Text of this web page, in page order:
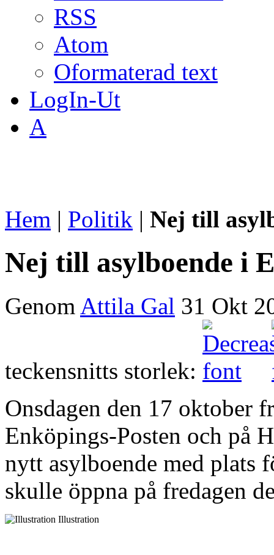
RSS
Atom
Oformaterad text
LogIn-Ut
A
Hem | Politik | Nej till
Nej till asylboende i
Genom Attila Gal 31 Okt
teckensnitts storlek:
Onsdagen den 17 oktober
Enköpings-Posten och på
nytt asylboende med plats
skulle öppna på fredagen
Illustration